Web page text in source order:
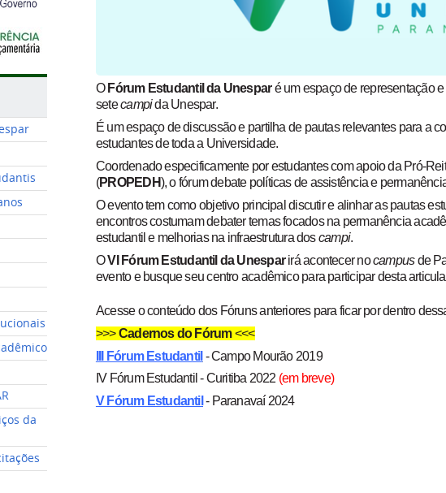
da
O Fórum Estudantil da Unesparé um espaço de representação
setecampida Unespar.
É um espaço de discussão e partilha de pautas relevantes para a
estudantes de toda a Universidade.
Coordenado especificamente por estudantes com apoio da Pró-
(PROPEDH), o fórum debate políticas de assistência e
O evento tem como objetivo principal discutir e alinhar as pautas
encontros costumam debater temas focados na permanência
estudantil e melhorias na infraestrutura doscampi.
OVI Fórum Estudantil da Unesparirá acontecer nocampusde
evento e busque seu centro acadêmico para participar desta
Acesse o conteúdo dos Fóruns anteriores para ficar por dentro
>>>Cadernos do Fórum<<<
III Fórum Estudantil - Campo Mourão 2019
IV Fórum Estudantil - Curitiba 2022 (em breve)
V Fórum Estudantil - Paranavaí 2024